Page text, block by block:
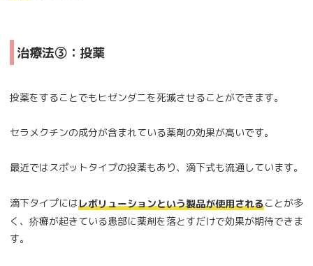
治療法③：投薬
投薬をすることでもヒゼンダニを死滅させることができます。
セラメクチンの成分が含まれている薬剤の効果が高いです。
最近ではスポットタイプの投薬もあり、滴下式も流通しています。
滴下タイプにはレボリューションという製品が使用されることが多
く、疥癬が起きている患部に薬剤を落とすだけで効果が期待できま
す。